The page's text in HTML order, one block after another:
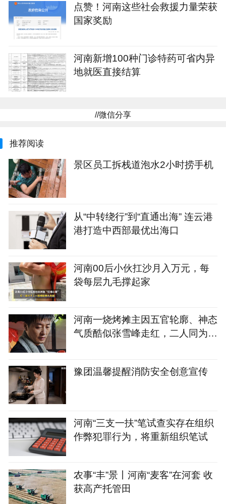
点赞！河南这些社会救援力量荣获
国家奖励
河南新增100种门诊特药可省内异
地就医直接结算
//微信分享
推荐阅读
景区员工拆栈道泡水2小时捞手机
从“中转绕行”到“直通出海” 连云港
港打造中西部最优出海口
河南00后小伙扛沙月入万元，每
袋每层九毛撑起家
河南一烧烤摊主因五官轮廓、神态
气质酷似张雪峰走红，二人同为4
豫团温馨提醒消防安全创意宣传
河南“三支一扶”笔试查实存在组织
作弊犯罪行为，将重新组织笔试
农事“丰”景丨河南“麦客”在河套 收
获高产托管田